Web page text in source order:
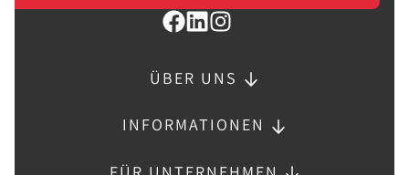
ÜBER UNS
INFORMATIONEN